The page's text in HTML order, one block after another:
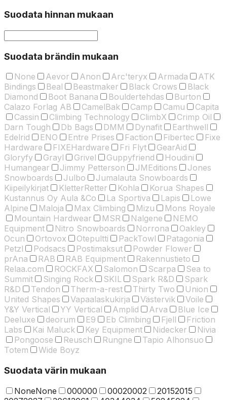
Suodata hinnan mukaan
Suodata brändin mukaan
None Aevor Anon Arc'teryx Armada
ATK
Bindings
Beal Beastmaker Black Crows
Black
Diamond
Boot Banana Bouldertehdas
Burton
Calazo Forlag AB
CamelBak Camp Camu
Capita
Cassin
Climbing Technology ClimbX
Crimp Oil
Darn Tough
Db Bags DMM Dynafit
Earthwell
Edelrid
ENO Entre Prises Faction Fibertec
Fixe
Hardware
FIXEHardware Fri Flyt
GearAid
Gloryfy
Grayl Grivel Guppyfriend
Houdini
Humangear
Jimmy Petterson JMEditions
Jones
Snowboards
Julbo
Jumalauta Snowboards
Kiipeilykirjat
KletterRetter Kohla
Korua Shapes
Kustannus Oy Aula &Co
La Sportiva Lapis
Lowe
Alpine
Maloja Max Climbing Mizu
Mons Royale
Mountain Hardwear
MSR Nalgene
NEMO
Equipment
Nitro Snowboards Norrona
Oakley
Ocun
Ortovox Otepultti PackTowl
Patagonia
Petzl
Podsacs Postimaksut
Powder Flower
prAna
RAB RAB Equipment
Rakennustieto
Relaa.com
ROCKFAX Salomon Scarpa
Sea to
Summit
Singing Rock SKIL Spark R&D
Spark
R&D
Tendon Therm-a-rest Thirty Two
Union
United Shapes
Vapaalaskukirja Västervik
Voile
Y&Y Vertical
YY Vertical Amplid Arva
Blue Ice
Deeluxe
deorum E9 Eb Climbing Fjell
Friction
Labs
Kai Maluck Key Equipment Nidecker
Nivia
Pongoose
Reusch Rungne
Tapio Alhonsuo
Totem
Wide Boyz
Suodata värin mukaan
NoneNone 000000 00020002 20152015